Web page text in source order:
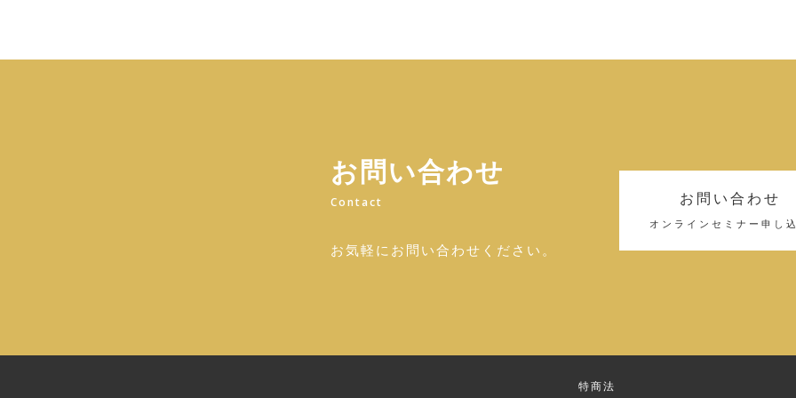
お問い合わせ
Contact
お気軽にお問い合わせください。
お問い合わせ
オンラインセミナー申し
特商法